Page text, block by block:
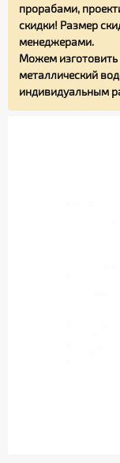
прорабами,
скидки! Размер
менеджерами.
Можем
металлический
индивидуальным